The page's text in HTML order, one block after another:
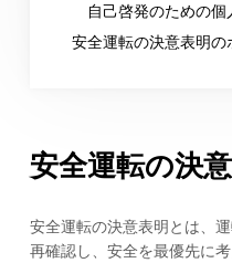
自己啓発のための
安全運転の決意表明の
安全運転の決
安全運転の決意表明とは、
再確認し、安全を最優先に